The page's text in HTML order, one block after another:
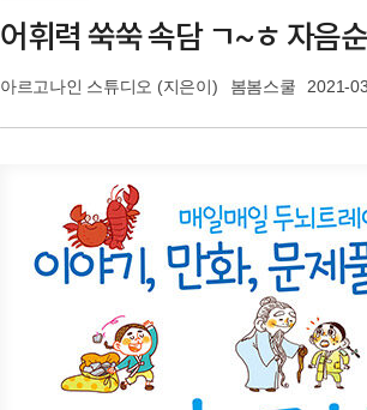
어휘력 쑥쑥 속담 ㄱ~ㅎ 자음
아르고나인 스튜디오 (지은이) 봄봄스쿨 2021-